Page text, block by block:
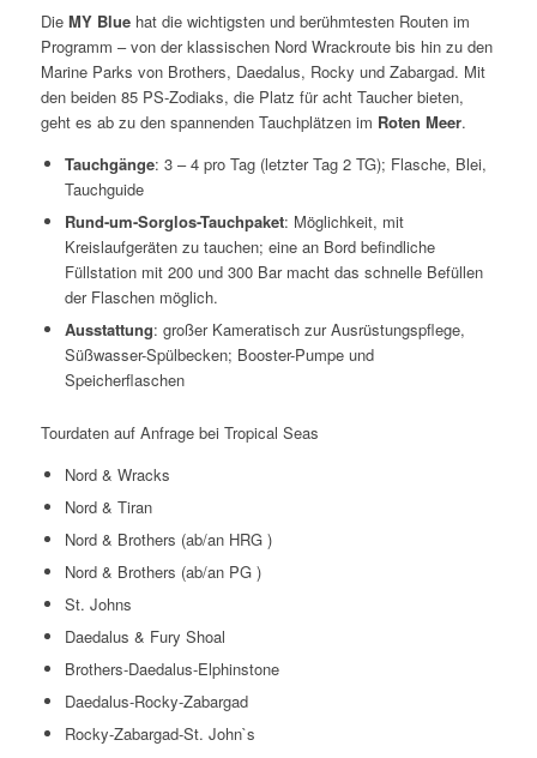
Die MY Bluehat die wichtigsten und berühmtesten Routen im
Programm – von der klassischen Nord Wrackroute bis hin zu den
Marine Parks von Brothers, Daedalus, Rocky und Zabargad. Mit
den beiden 85 PS-Zodiaks, die Platz für acht Taucher bieten,
geht es ab zu den spannenden Tauchplätzen im Roten Meer.
Tauchgänge: 3 – 4 pro Tag (letzter Tag 2 TG); Flasche, Blei,
Tauchguide
Rund-um-Sorglos-Tauchpaket: Möglichkeit, mit
Kreislaufgeräten zu tauchen; eine an Bord befindliche
Füllstation mit 200 und 300 Bar macht das schnelle Befüllen
der Flaschen möglich.
Ausstattung: großer Kameratisch zur Ausrüstungspflege,
Süßwasser-Spülbecken; Booster-Pumpe und
Speicherflaschen
Tourdaten auf Anfrage bei Tropical Seas
Nord & Wracks
Nord & Tiran
Nord & Brothers (ab/an HRG )
Nord & Brothers (ab/an PG )
St. Johns
Daedalus & Fury Shoal
Brothers-Daedalus-Elphinstone
Daedalus-Rocky-Zabargad
Rocky-Zabargad-St. John`s